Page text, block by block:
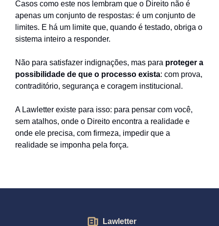
Casos como este nos lembram que o Direito não é
apenas um conjunto de respostas: é um conjunto de
limites. E há um limite que, quando é testado, obriga o
sistema inteiro a responder.
Não para satisfazer indignações, mas para proteger a
possibilidade de que o processo exista: com prova,
contraditório, segurança e coragem institucional.
A Lawletter existe para isso: para pensar com você,
sem atalhos, onde o Direito encontra a realidade e
onde ele precisa, com firmeza, impedir que a
realidade se imponha pela força.
Lawletter